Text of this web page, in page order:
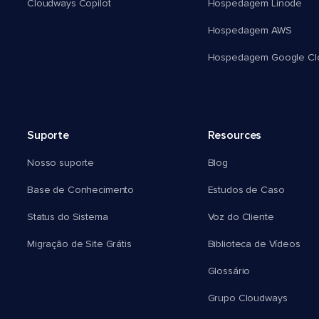
Cloudways Copilot Hospedagem Linode
Hospedagem AWS
Hospedagem Google
Suporte
Nosso suporte
Base de Conhecimento
Status do Sistema
Migração de Site Grátis
Resources
Blog
Estudos de Caso
Voz do Cliente
Biblioteca de Vídeos
Glossário
Grupo Cloudways